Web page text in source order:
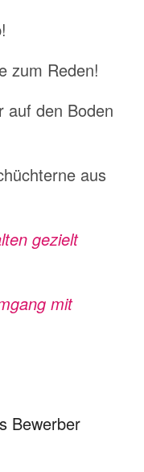
zum Reden!
auf den Boden
aus
gezielt
mit
Bewerber